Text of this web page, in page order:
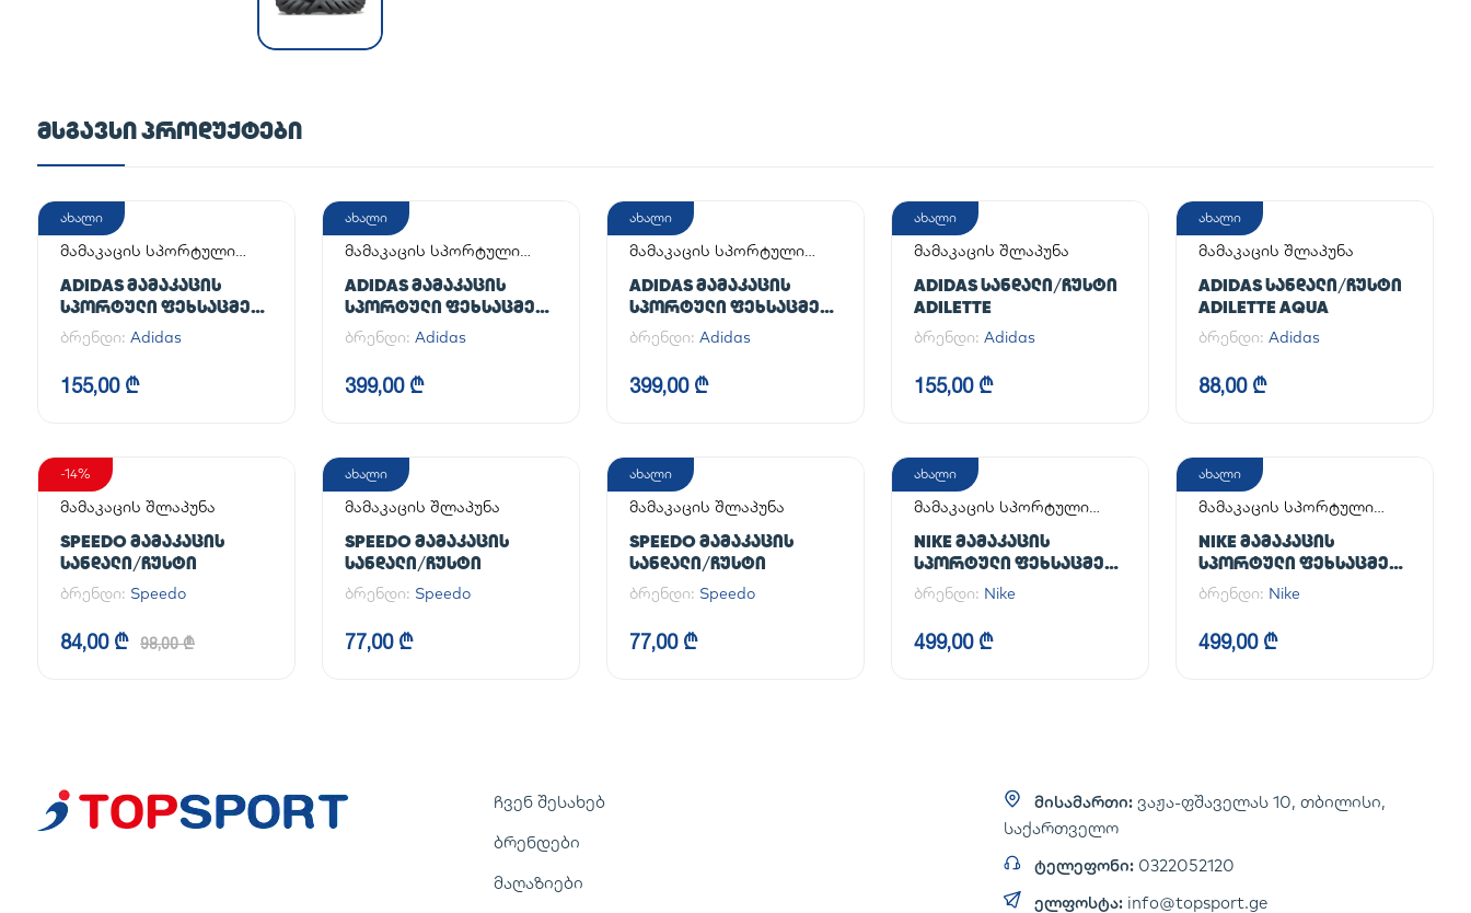
ᲛᲡᲒᲐᲕᲡᲘ ᲞᲠᲝᲓᲣᲥᲢᲔᲑᲘ
ახალი
მამაკაცის სპორტული
ADIDAS ᲛᲐᲛᲐᲙᲐᲪᲘᲡ
ᲡᲞᲝᲠᲢᲣᲚᲘ ᲤᲔᲮᲡᲐᲪᲛᲔᲚᲘ
ADILETTE
ბრენდი: Adidas
155,00 ₾
ახალი
მამაკაცის სპორტული
ADIDAS ᲛᲐᲛᲐᲙᲐᲪᲘᲡ
ᲡᲞᲝᲠᲢᲣᲚᲘ ᲤᲔᲮᲡᲐᲪᲛᲔᲚᲘ
HANDBALL SPEZIAL
ბრენდი: Adidas
399,00 ₾
ახალი
მამაკაცის სპორტული
ADIDAS ᲛᲐᲛᲐᲙᲐᲪᲘᲡ
ᲡᲞᲝᲠᲢᲣᲚᲘ ᲤᲔᲮᲡᲐᲪᲛᲔᲚᲘ
HANDBALL SPEZIAL
ბრენდი: Adidas
399,00 ₾
ახალი
მამაკაცის შლაპუნა
ADIDAS ᲡᲐᲜᲓᲐᲚᲘ/ᲩᲣᲡᲢᲘ
ADILETTE
ბრენდი: Adidas
155,00 ₾
ახალი
მამაკაცის შლაპუნა
ADIDAS ᲡᲐᲜᲓᲐᲚᲘ/ᲩᲣᲡᲢᲘ
ADILETTE AQUA
ბრენდი: Adidas
88,00 ₾
-14%
მამაკაცის შლაპუნა
SPEEDO ᲛᲐᲛᲐᲙᲐᲪᲘᲡ
ᲡᲐᲜᲓᲐᲚᲘ/ᲩᲣᲡᲢᲘ
ბრენდი: Speedo
84,00 ₾ 98,00 ₾
ახალი
მამაკაცის შლაპუნა
SPEEDO ᲛᲐᲛᲐᲙᲐᲪᲘᲡ
ᲡᲐᲜᲓᲐᲚᲘ/ᲩᲣᲡᲢᲘ
ბრენდი: Speedo
77,00 ₾
ახალი
მამაკაცის შლაპუნა
SPEEDO ᲛᲐᲛᲐᲙᲐᲪᲘᲡ
ᲡᲐᲜᲓᲐᲚᲘ/ᲩᲣᲡᲢᲘ
ბრენდი: Speedo
77,00 ₾
ახალი
მამაკაცის სპორტული
NIKE ᲛᲐᲛᲐᲙᲐᲪᲘᲡ
ᲡᲞᲝᲠᲢᲣᲚᲘ ᲤᲔᲮᲡᲐᲪᲛᲔᲚᲘ
AIR FORCE 1 '07
ბრენდი: Nike
499,00 ₾
ახალი
მამაკაცის სპორტული
NIKE ᲛᲐᲛᲐᲙᲐᲪᲘᲡ
ᲡᲞᲝᲠᲢᲣᲚᲘ ᲤᲔᲮᲡᲐᲪᲛᲔᲚᲘ
AIR FORCE 1 '07
ბრენდი: Nike
499,00 ₾
ჩვენ შესახებ
ბრენდები
მაღაზიები
მისამართი: ვაჟა-ფშაველას 10, თბილისი,
საქართველო
ტელეფონი: 0322052120
ელფოსტა: info@topsport.ge